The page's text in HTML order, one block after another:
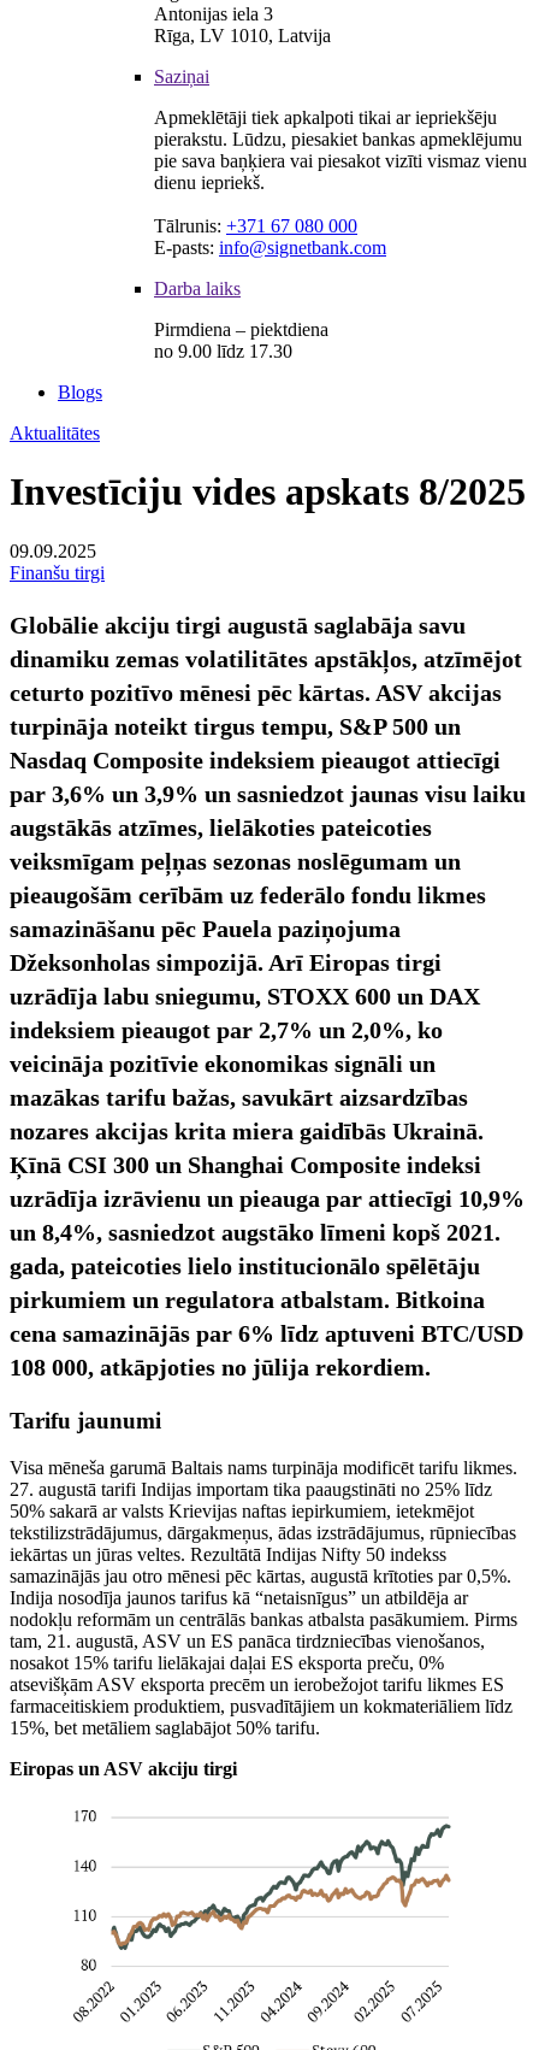
Antonijas iela 3
Rīga, LV 1010, Latvija
Saziņai
Apmeklētāji tiek apkalpoti tikai ar iepriekšēju
pierakstu. Lūdzu, piesakiet bankas apmeklējumu
pie sava baņķiera vai piesakot vizīti vismaz vienu
dienu iepriekš.
Tālrunis: +371 67 080 000
E-pasts: info@signetbank.com
Darba laiks
Pirmdiena – piektdiena
no 9.00 līdz 17.30
Blogs
Aktualitātes
Investīciju vides apskats 8/2025
09.09.2025
Finanšu tirgi
Globālie akciju tirgi augustā saglabāja savu
dinamiku zemas volatilitātes apstākļos, atzīmējot
ceturto pozitīvo mēnesi pēc kārtas. ASV akcijas
turpināja noteikt tirgus tempu, S&P 500 un
Nasdaq Composite indeksiem pieaugot attiecīgi
par 3,6% un 3,9% un sasniedzot jaunas visu laiku
augstākās atzīmes, lielākoties pateicoties
veiksmīgam peļņas sezonas noslēgumam un
pieaugošām cerībām uz federālo fondu likmes
samazināšanu pēc Pauela paziņojuma
Džeksonholas simpozijā. Arī Eiropas tirgi
uzrādīja labu sniegumu, STOXX 600 un DAX
indeksiem pieaugot par 2,7% un 2,0%, ko
veicināja pozitīvie ekonomikas signāli un
mazākas tarifu bažas, savukārt aizsardzības
nozares akcijas krita miera gaidībās Ukrainā.
Ķīnā CSI 300 un Shanghai Composite indeksi
uzrādīja izrāvienu un pieauga par attiecīgi 10,9%
un 8,4%, sasniedzot augstāko līmeni kopš 2021.
gada, pateicoties lielo institucionālo spēlētāju
pirkumiem un regulatora atbalstam. Bitkoina
cena samazinājās par 6% līdz aptuveni BTC/USD
108 000, atkāpjoties no jūlija rekordiem.
Tarifu jaunumi
Visa mēneša garumā Baltais nams turpināja modificēt tarifu likmes.
27. augustā tarifi Indijas importam tika paaugstināti no 25% līdz
50% sakarā ar valsts Krievijas naftas iepirkumiem, ietekmējot
tekstilizstrādājumus, dārgakmeņus, ādas izstrādājumus, rūpniecības
iekārtas un jūras veltes. Rezultātā Indijas Nifty 50 indekss
samazinājās jau otro mēnesi pēc kārtas, augustā krītoties par 0,5%.
Indija nosodīja jaunos tarifus kā “netaisnīgus” un atbildēja ar
nodokļu reformām un centrālās bankas atbalsta pasākumiem. Pirms
tam, 21. augustā, ASV un ES panāca tirdzniecības vienošanos,
nosakot 15% tarifu lielākajai daļai ES eksporta preču, 0%
atsevišķām ASV eksporta precēm un ierobežojot tarifu likmes ES
farmaceitiskiem produktiem, pusvadītājiem un kokmateriāliem līdz
15%, bet metāliem saglabājot 50% tarifu.
Eiropas un ASV akciju tirgi